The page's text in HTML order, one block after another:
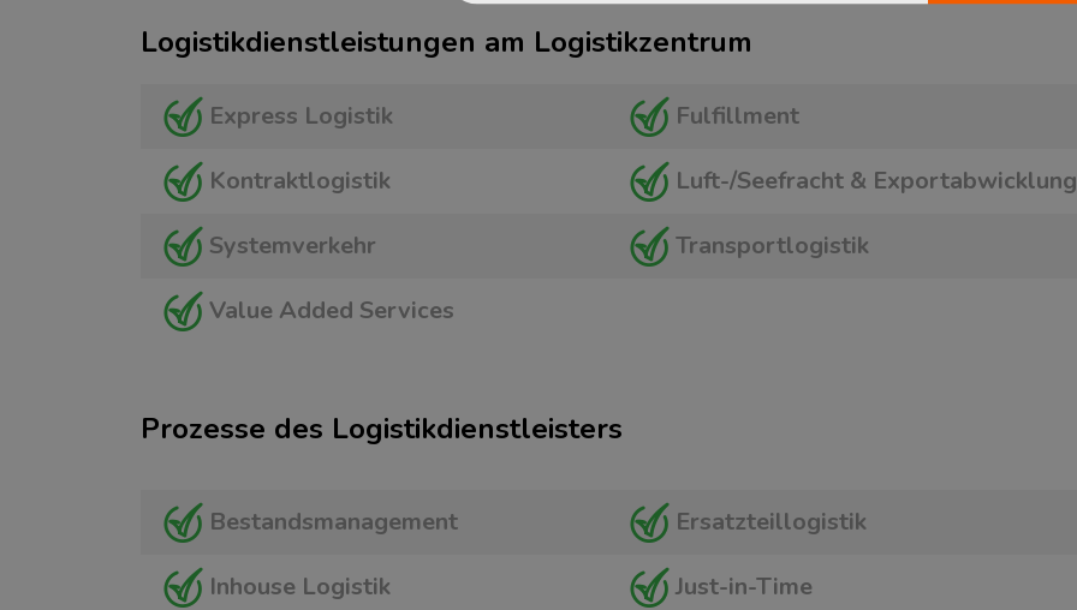
Logistikdienstleistungen am Logistikzentrum
Express Logistik
Fulfillment
Kontraktlogistik
Luft-/Seefracht & Exportabwicklung
Systemverkehr
Transportlogistik
Value Added Services
Prozesse des Logistikdienstleisters
Bestandsmanagement
Ersatzteillogistik
Inhouse Logistik
Just-in-Time